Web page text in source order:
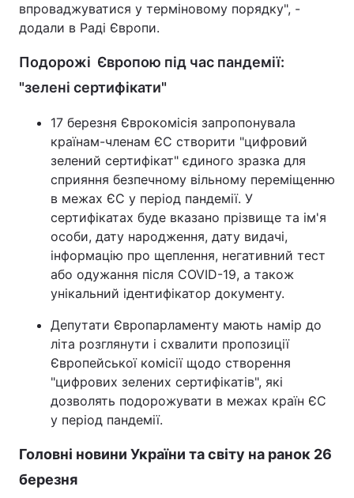
впроваджуватися у терміновому порядку", -
додали в Раді Європи.
Подорожі Європою під час пандемії:
"зелені сертифікати"
17 березня Єврокомісія запропонувала
країнам-членам ЄС створити "цифровий
зелений сертифікат" єдиного зразка для
сприяння безпечному вільному переміщенню
в межах ЄС у період пандемії. У
сертифікатах буде вказано прізвище та ім'я
особи, дату народження, дату видачі,
інформацію про щеплення, негативний тест
або одужання після COVID-19, а також
унікальний ідентифікатор документу.
Депутати Європарламенту мають намір до
літа розглянути і схвалити пропозиції
Європейської комісії щодо створення
"цифрових зелених сертифікатів", які
дозволять подорожувати в межах країн ЄС
у період пандемії.
Головні новини України та світу на ранок 26
березня